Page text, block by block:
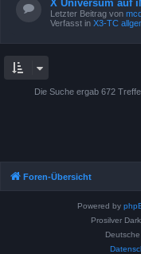
X Universum auf
Letzter Beitrag von
Verfasst in X3-TC
Die Suche ergab 672
Foren-Übersicht
Powered by
Prosilver